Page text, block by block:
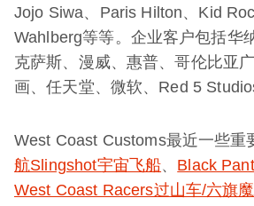
Jojo Siwa、Paris Hilton、Kid
Wahlberg等等。企业客户包括华
克萨斯、漫威、惠普、哥伦比亚
画、任天堂、微软、Red 5
West Coast Customs最近一些重
航Slingshot宇宙飞船、 Black
West Coast Racers过山车/六旗